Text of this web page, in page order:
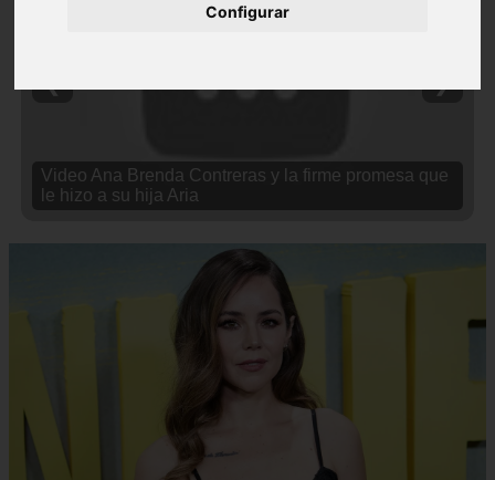
Configurar
Video Ana Brenda Contreras y la firme promesa que
le hizo a su hija Aria